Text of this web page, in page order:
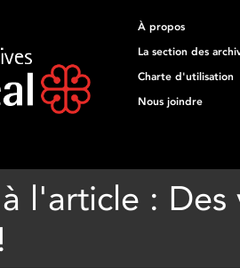
À propos
La section des
Charte d'utilisation
Nous joindre
l'article :